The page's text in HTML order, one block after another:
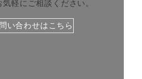
気軽にご相談ください。
い合わせはこちら